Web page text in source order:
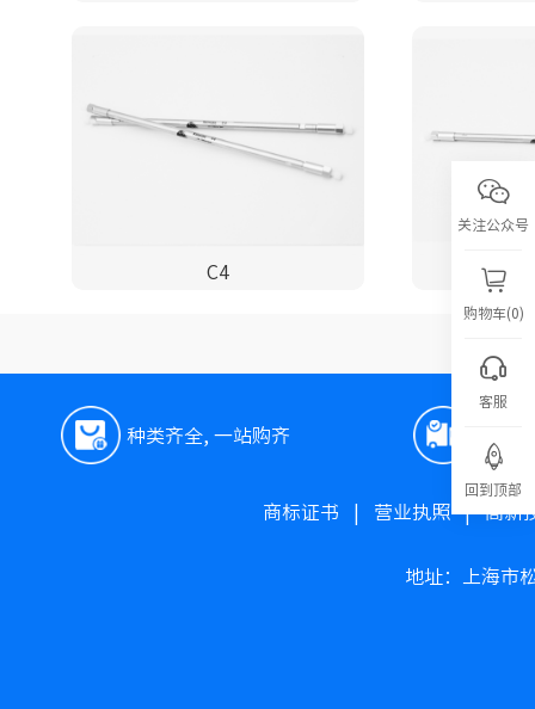
C4
种类齐全, 一站购齐
商标证书 营业执照|高新
地址：上海市
关注公众号
购物车(0)
客服
回到顶部